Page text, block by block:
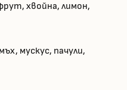
хвойна, лимон,
мускус, пачули,